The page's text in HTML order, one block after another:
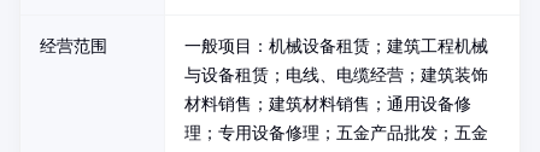
经营范围
一般项目：机械设备租赁；建筑工程机械
与设备租赁；电线、电缆经营；建筑装饰
材料销售；建筑材料销售；通用设备修
理；专用设备修理；五金产品批发；五金